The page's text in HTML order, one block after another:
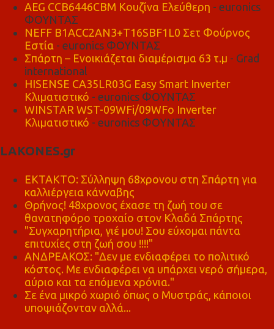
AEG CCB6446CBM Κουζίνα Ελεύθερη - euronics
ΦΟΥΝΤΑΣ
NEFF B1ACC2AN3+T16SBF1L0 Σετ Φούρνος
Εστία - euronics ΦΟΥΝΤΑΣ
Σπάρτη – Ενοικιάζεται διαμέρισμα 63 τ.μ - Grad
international
HISENSE CA35LR03G Easy Smart Inverter
Κλιματιστικό - euronics ΦΟΥΝΤΑΣ
WINSTAR WST-09WFi/09WFo Inverter
Κλιματιστικό - euronics ΦΟΥΝΤΑΣ
LAKONES.gr
ΕΚΤΑΚΤΟ: Σύλληψη 68χρονου στη Σπάρτη για
καλλιέργεια κάνναβης
Θρήνος! 48χρονος έχασε τη ζωή του σε
θανατηφόρο τροχαίο στον Κλαδά Σπάρτης
"Συγχαρητήρια, γιέ μου! Σου εύχομαι πάντα
επιτυχίες στη ζωή σου !!!!"
ΑΝΔΡΕΑΚΟΣ: "Δεν με ενδιαφέρει το πολιτικό
κόστος. Με ενδιαφέρει να υπάρχει νερό σήμερα,
αύριο και τα επόμενα χρόνια."
Σε ένα μικρό χωριό όπως ο Μυστράς, κάποιοι
υποψιάζονταν αλλά...